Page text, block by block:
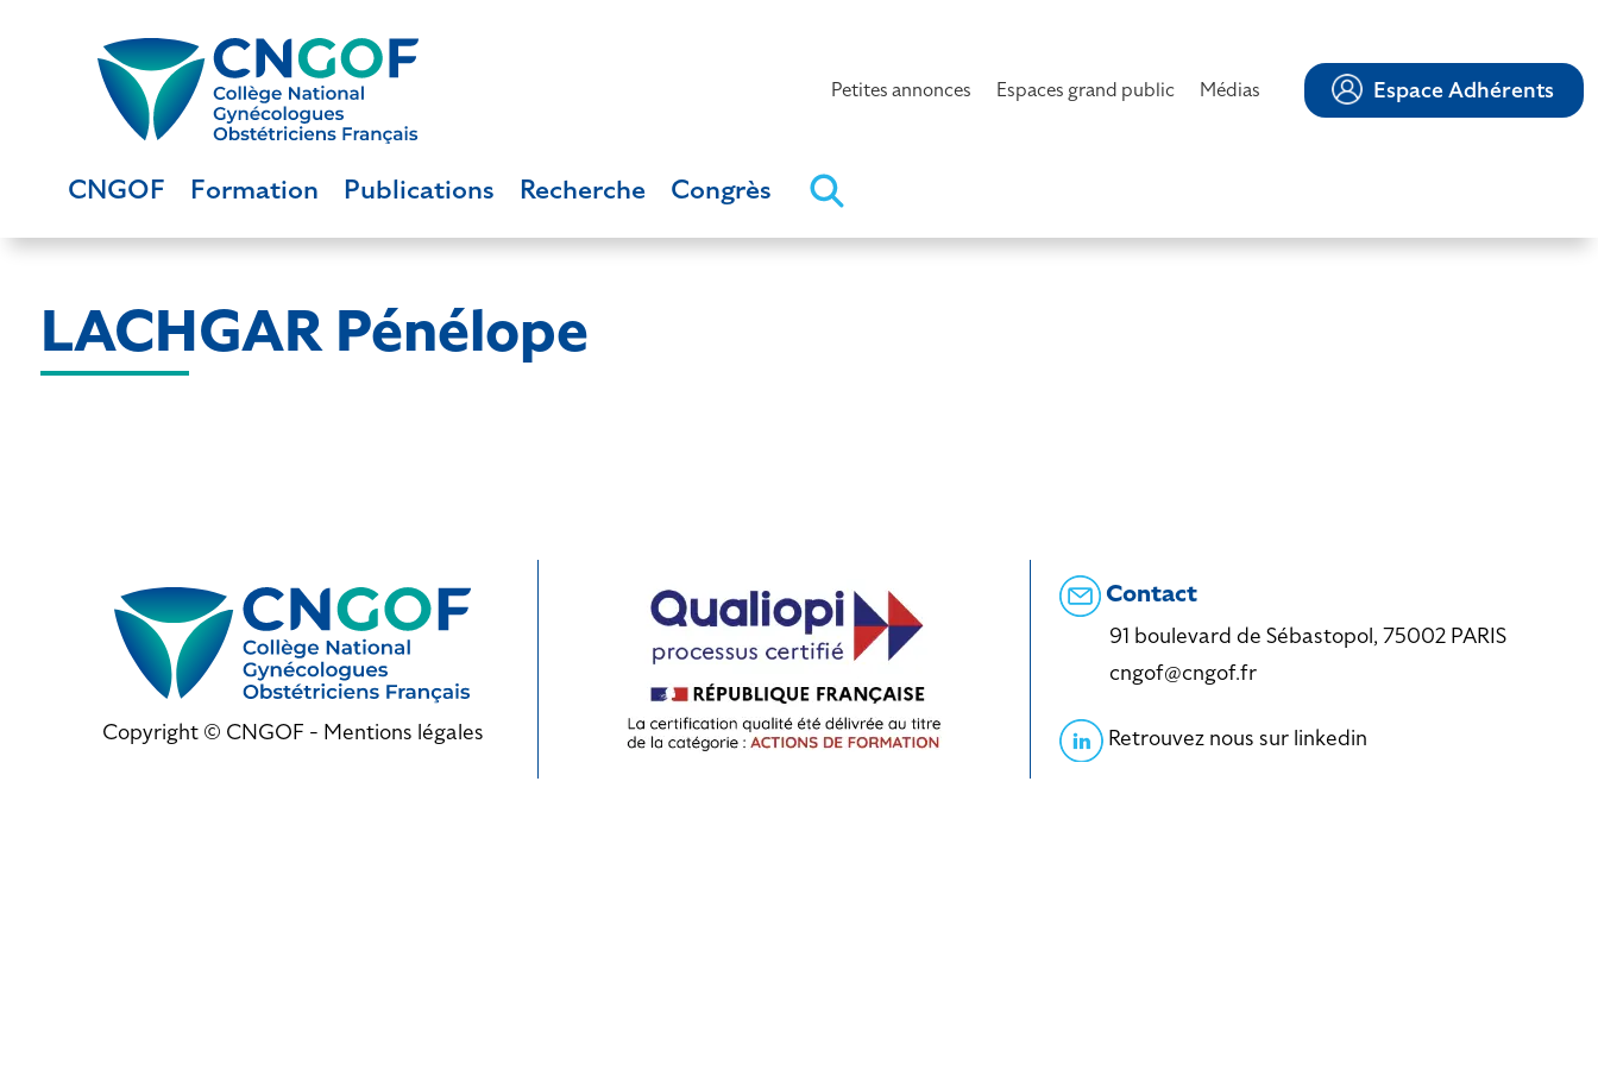
Petites annonces Espaces grand public Médias Espace Adhérents
CNGOF Formation Publications Recherche Congrès
LACHGAR Pénélope
Copyright © CNGOF - Mentions légales
Contact
91 boulevard de Sébastopol, 75002 PARIS
cngof@cngof.fr
Retrouvez nous sur linkedin